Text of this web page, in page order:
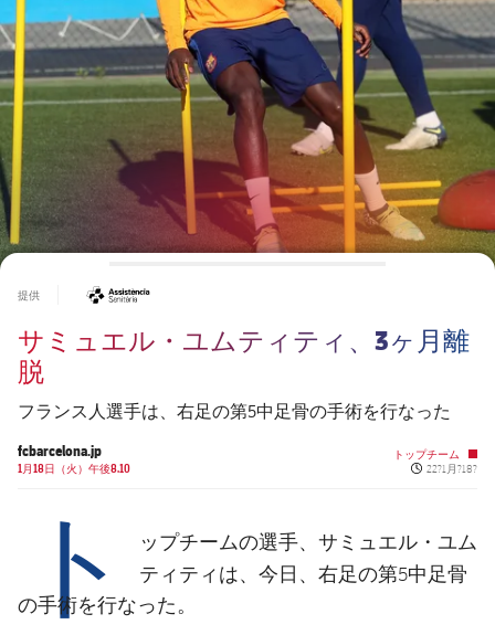
10年毎
会長
レジェンド
監督
プレスパス
Facilities
スケジュール
チケット
順位表
バルサAtlètic
plusicon
label.aria.plus
スケジュール
チケット
結果
順位表
PLUSICON
LABEL.ARIA.PLUS
トップチーム
plusicon
label.aria.plus
スケジュール
チケット
結果
PLUSICON
LABEL.ARIA.PLUS
トップチーム
結果
順位表
PLUSICON
LABEL.ARIA.PLUS
順位表
PLUSICON
LABEL.ARIA.PLUS
スケジュール
チケット
提供
サミュエル・ユムティティ、3ヶ月離
脱
フランス人選手は、右足の第5中足骨の手術を行なった
fcbarcelona.jp
1月18日（火）午後8.10
トップチーム
Published
22?1月?18?
ト ップチームの選手、 サミュエル・ユム
ティティは、今日、右足の第5中足骨
の手術を行なった。